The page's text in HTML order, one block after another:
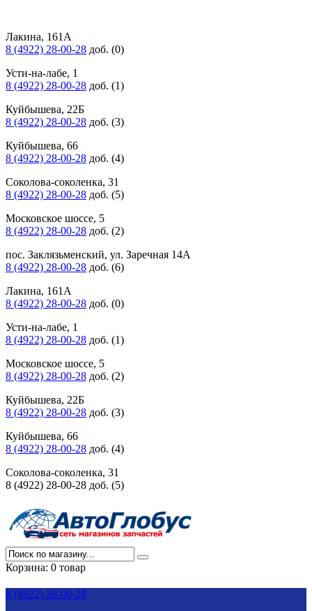
Лакина, 161А
8 (4922) 28-00-28 доб. (0)
Усти-на-лабе, 1
8 (4922) 28-00-28 доб. (1)
Куйбышева, 22Б
8 (4922) 28-00-28 доб. (3)
Куйбышева, 66
8 (4922) 28-00-28 доб. (4)
Соколова-соколенка, 31
8 (4922) 28-00-28 доб. (5)
Московское шоссе, 5
8 (4922) 28-00-28 доб. (2)
пос. Заклязьменский, ул. Заречная 14А
8 (4922) 28-00-28 доб. (6)
Лакина, 161А
8 (4922) 28-00-28 доб. (0)
Усти-на-лабе, 1
8 (4922) 28-00-28 доб. (1)
Московское шоссе, 5
8 (4922) 28-00-28 доб. (2)
Куйбышева, 22Б
8 (4922) 28-00-28 доб. (3)
Куйбышева, 66
8 (4922) 28-00-28 доб. (4)
Соколова-соколенка, 31
8 (4922) 28-00-28 доб. (5)
Корзина: 0 товар
8 (4922) 28-00-28